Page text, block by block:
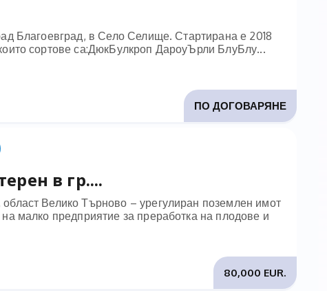
Благоевград, в Село Селище. Стартирана е 2018
сортове са:ДюкБулкроп ДароуЪрли БлуБлу...
ПО ДОГОВАРЯНЕ
в гр....
Велико Търново – урегулиран поземлен имот
малко предприятие за преработка на плодове и
80,000 EUR.